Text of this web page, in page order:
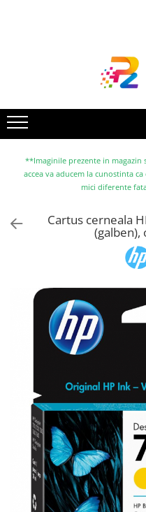
Imprimante cu jet
Multifunctionale laser
Multifunctionale cu jet
Imprimante etichete
Scanere
Accesorii multifunctionale
Piese schimb
Consumabile imprimanta
Drum unit
Capete imprimare
Cartuse inkjet si cerneala
Hartie
Ribbon
Developer
**Imaginile prezente in
accea va aducem la cunostinta
mici diferente
Cartus cerneala
(galben),